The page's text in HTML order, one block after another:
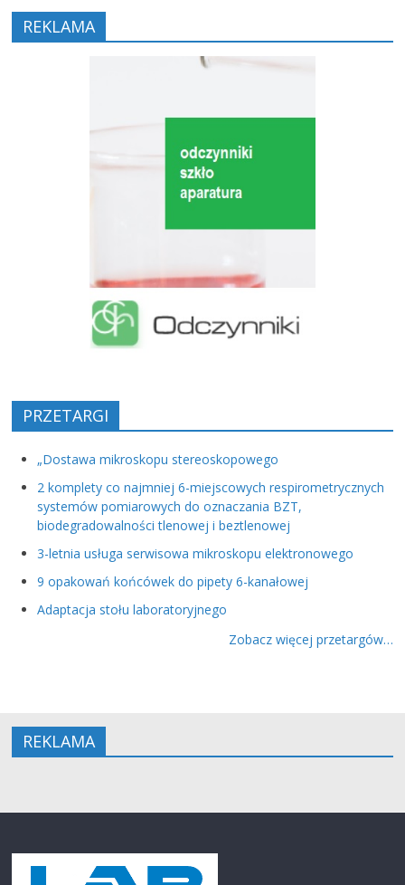
REKLAMA
PRZETARGI
„Dostawa mikroskopu stereoskopowego
2 komplety co najmniej 6-miejscowych respirometrycznych
systemów pomiarowych do oznaczania BZT,
biodegradowalności tlenowej i beztlenowej
3-letnia usługa serwisowa mikroskopu elektronowego
9 opakowań końcówek do pipety 6-kanałowej
Adaptacja stołu laboratoryjnego
Zobacz więcej przetargów…
REKLAMA